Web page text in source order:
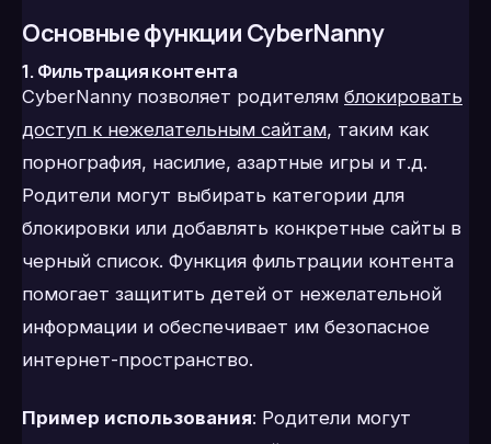
Основные функции CyberNanny
1. Фильтрация контента
CyberNanny позволяет родителям блокировать
доступ к нежелательным сайтам, таким как
порнография, насилие, азартные игры и т.д.
Родители могут выбирать категории для
блокировки или добавлять конкретные сайты в
черный список. Функция фильтрации контента
помогает защитить детей от нежелательной
информации и обеспечивает им безопасное
интернет-пространство.
Пример использования: Родители могут